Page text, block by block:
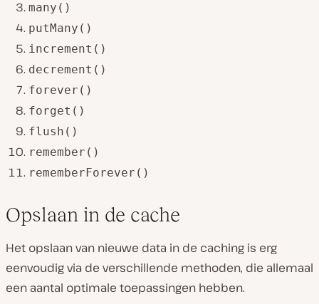
many()
putMany()
increment()
decrement()
forever()
forget()
flush()
remember()
rememberForever()
Opslaan in de cache
Het opslaan van nieuwe data in de caching is erg
eenvoudig via de verschillende methoden, die allemaal
een aantal optimale toepassingen hebben.